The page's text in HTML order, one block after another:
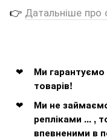
👉 Датальніше про
Ми гарантуємо
товарів!
Ми не
репліками ... ,
впевненими в